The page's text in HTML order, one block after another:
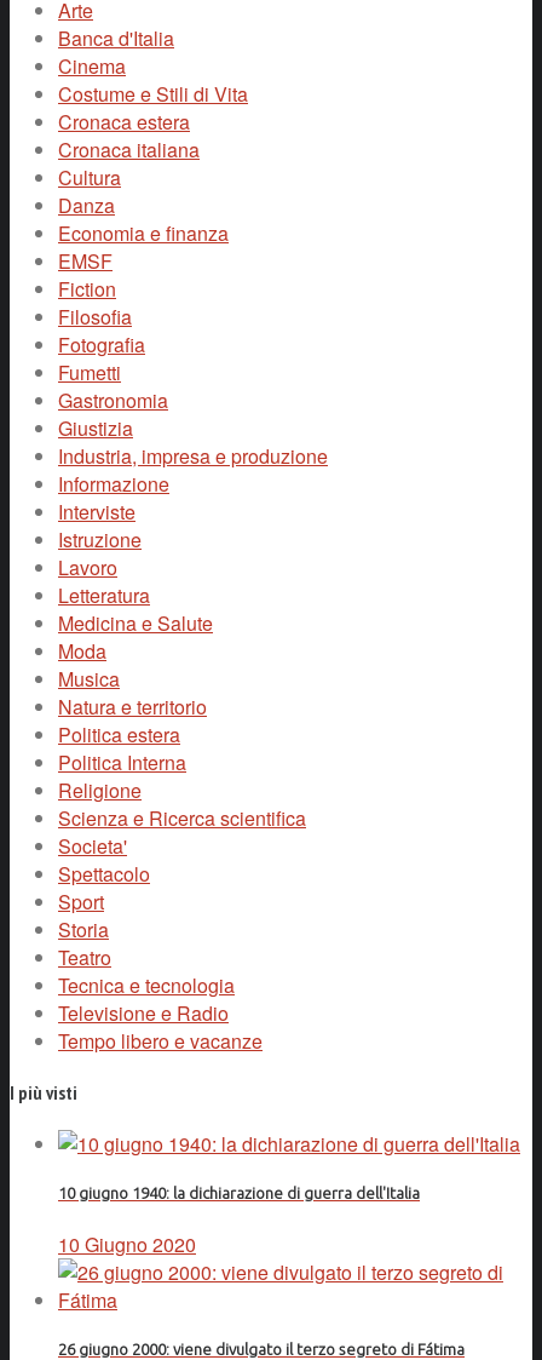
Arte
Banca d'Italia
Cinema
Costume e Stili di Vita
Cronaca estera
Cronaca italiana
Cultura
Danza
Economia e finanza
EMSF
Fiction
Filosofia
Fotografia
Fumetti
Gastronomia
Giustizia
Industria, impresa e produzione
Informazione
Interviste
Istruzione
Lavoro
Letteratura
Medicina e Salute
Moda
Musica
Natura e territorio
Politica estera
Politica Interna
Religione
Scienza e Ricerca scientifica
Societa'
Spettacolo
Sport
Storia
Teatro
Tecnica e tecnologia
Televisione e Radio
Tempo libero e vacanze
I più visti
10 giugno 1940: la dichiarazione di guerra dell'Italia
10 Giugno 2020
26 giugno 2000: viene divulgato il terzo segreto di Fátima